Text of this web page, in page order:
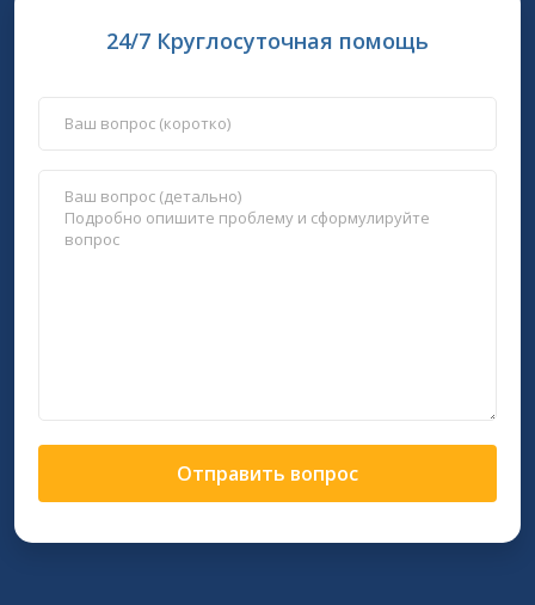
24/7 Круглосуточная помощь
Отправить вопрос